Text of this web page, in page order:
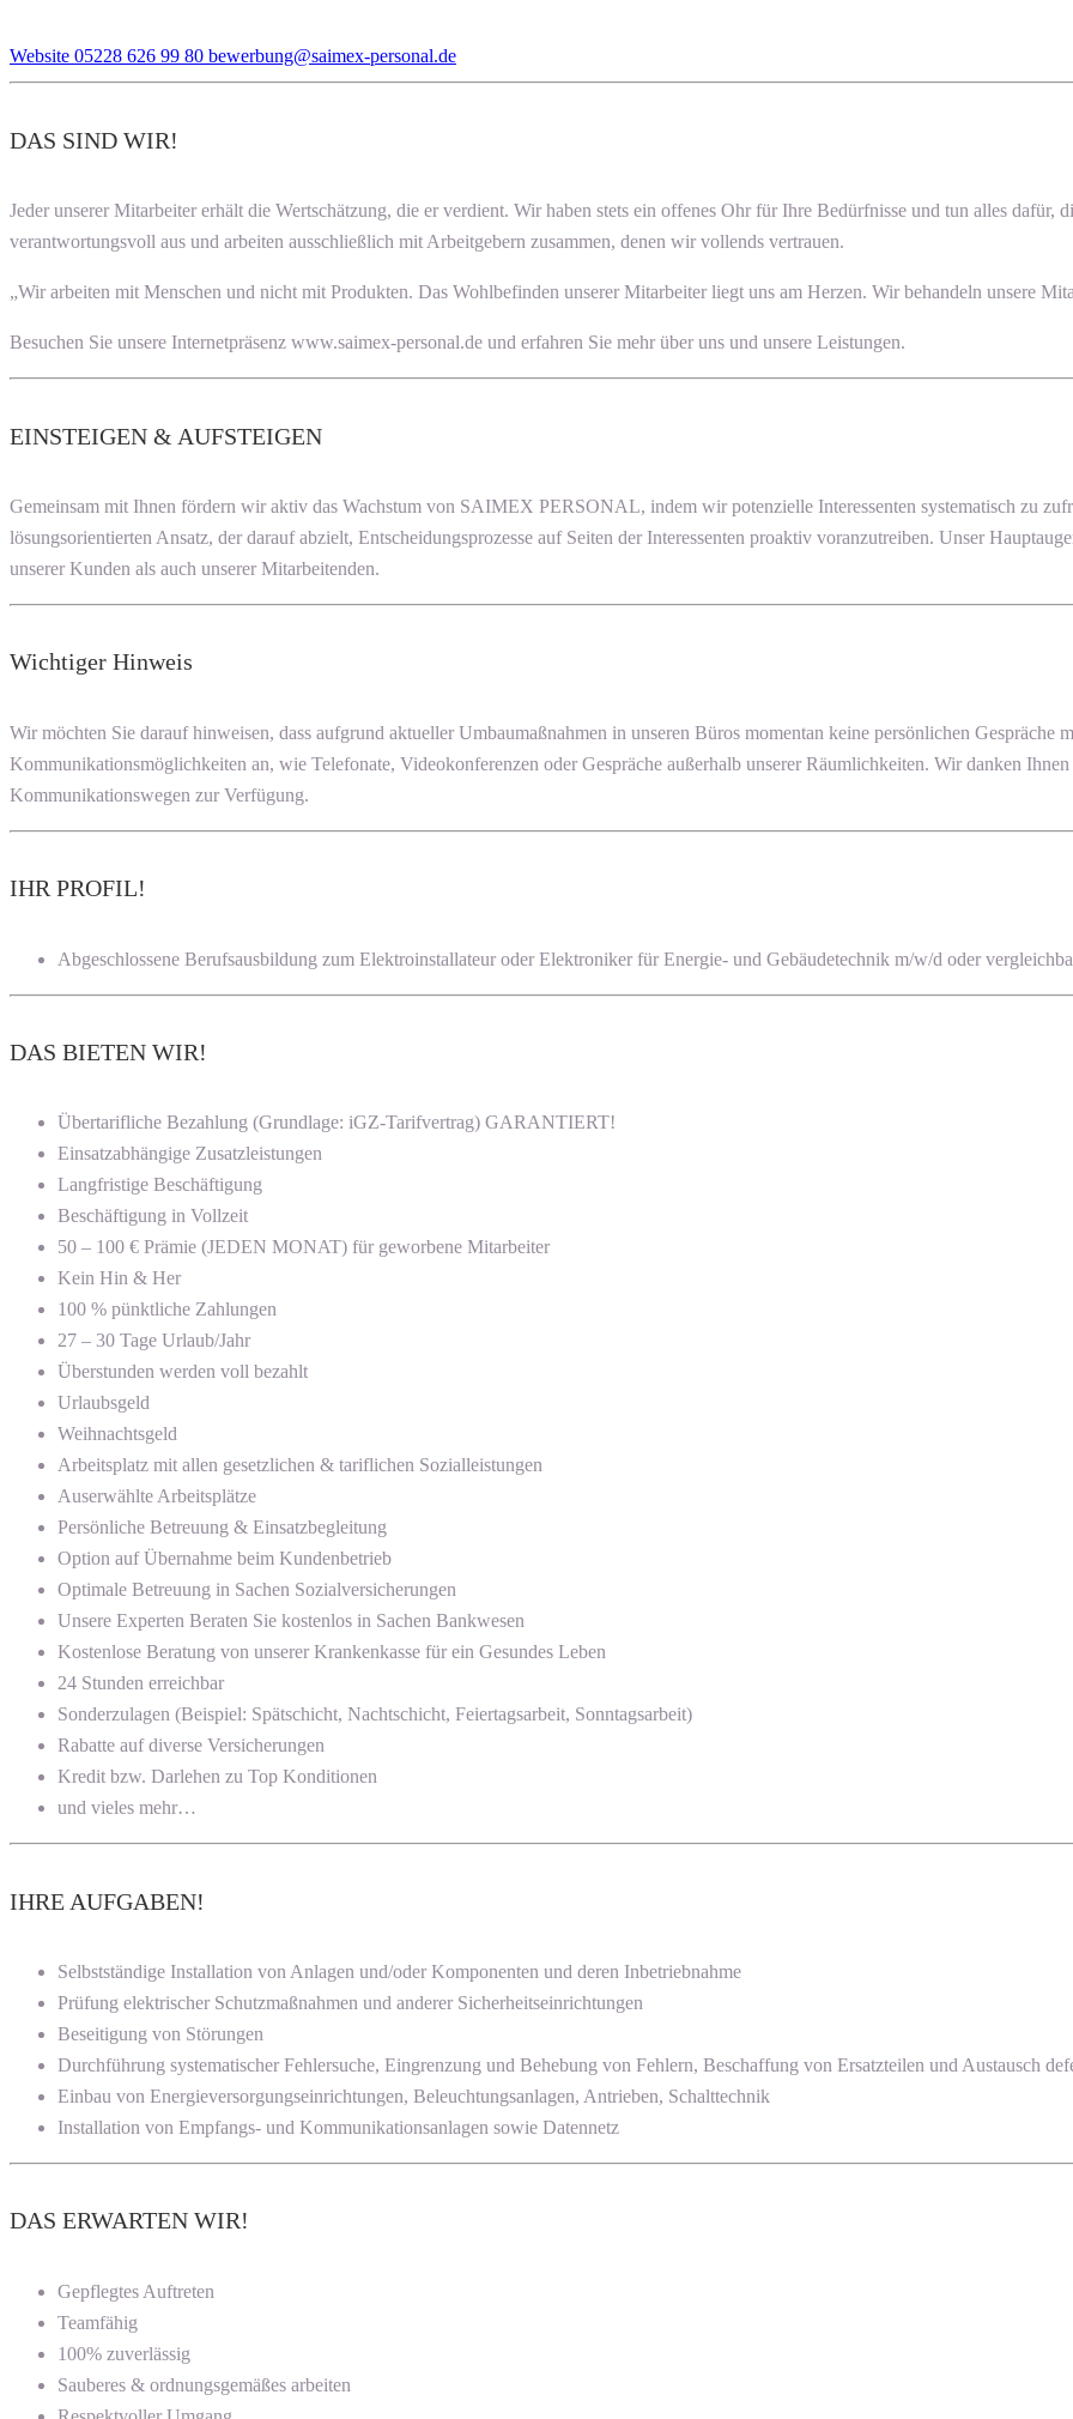
Website 05228 626 99 80 bewerbung@saimex-personal.de
DAS SIND WIR!
Jeder unserer Mitarbeiter erhält die Wertschätzung, die er verdient. Wir haben stets ein offenes Ohr für Ihre Bedürfnisse und tun alles dafür,
verantwortungsvoll aus und arbeiten ausschließlich mit Arbeitgebern zusammen, denen wir vollends vertrauen.
„Wir arbeiten mit Menschen und nicht mit Produkten. Das Wohlbefinden unserer Mitarbeiter liegt uns am Herzen. Wir behandeln unsere
Besuchen Sie unsere Internetpräsenz www.saimex-personal.de und erfahren Sie mehr über uns und unsere Leistungen.
EINSTEIGEN & AUFSTEIGEN
Gemeinsam mit Ihnen fördern wir aktiv das Wachstum von SAIMEX PERSONAL, indem wir potenzielle Interessenten systematisch zu
lösungsorientierten Ansatz, der darauf abzielt, Entscheidungsprozesse auf Seiten der Interessenten proaktiv voranzutreiben. Unser
unserer Kunden als auch unserer Mitarbeitenden.
Wichtiger Hinweis
Wir möchten Sie darauf hinweisen, dass aufgrund aktueller Umbaumaßnahmen in unseren Büros momentan keine persönlichen Gespräche
Kommunikationsmöglichkeiten an, wie Telefonate, Videokonferenzen oder Gespräche außerhalb unserer Räumlichkeiten. Wir danken
Kommunikationswegen zur Verfügung.
IHR PROFIL!
Abgeschlossene Berufsausbildung zum Elektroinstallateur oder Elektroniker für Energie- und Gebäudetechnik m/w/d oder
DAS BIETEN WIR!
Übertarifliche Bezahlung (Grundlage: iGZ-Tarifvertrag) GARANTIERT!
Einsatzabhängige Zusatzleistungen
Langfristige Beschäftigung
Beschäftigung in Vollzeit
50 – 100 € Prämie (JEDEN MONAT) für geworbene Mitarbeiter
Kein Hin & Her
100 % pünktliche Zahlungen
27 – 30 Tage Urlaub/Jahr
Überstunden werden voll bezahlt
Urlaubsgeld
Weihnachtsgeld
Arbeitsplatz mit allen gesetzlichen & tariflichen Sozialleistungen
Auserwählte Arbeitsplätze
Persönliche Betreuung & Einsatzbegleitung
Option auf Übernahme beim Kundenbetrieb
Optimale Betreuung in Sachen Sozialversicherungen
Unsere Experten Beraten Sie kostenlos in Sachen Bankwesen
Kostenlose Beratung von unserer Krankenkasse für ein Gesundes Leben
24 Stunden erreichbar
Sonderzulagen (Beispiel: Spätschicht, Nachtschicht, Feiertagsarbeit, Sonntagsarbeit)
Rabatte auf diverse Versicherungen
Kredit bzw. Darlehen zu Top Konditionen
und vieles mehr…
IHRE AUFGABEN!
Selbstständige Installation von Anlagen und/oder Komponenten und deren Inbetriebnahme
Prüfung elektrischer Schutzmaßnahmen und anderer Sicherheitseinrichtungen
Beseitigung von Störungen
Durchführung systematischer Fehlersuche, Eingrenzung und Behebung von Fehlern, Beschaffung von Ersatzteilen und Austausch
Einbau von Energieversorgungseinrichtungen, Beleuchtungsanlagen, Antrieben, Schalttechnik
Installation von Empfangs- und Kommunikationsanlagen sowie Datennetz
DAS ERWARTEN WIR!
Gepflegtes Auftreten
Teamfähig
100% zuverlässig
Sauberes & ordnungsgemäßes arbeiten